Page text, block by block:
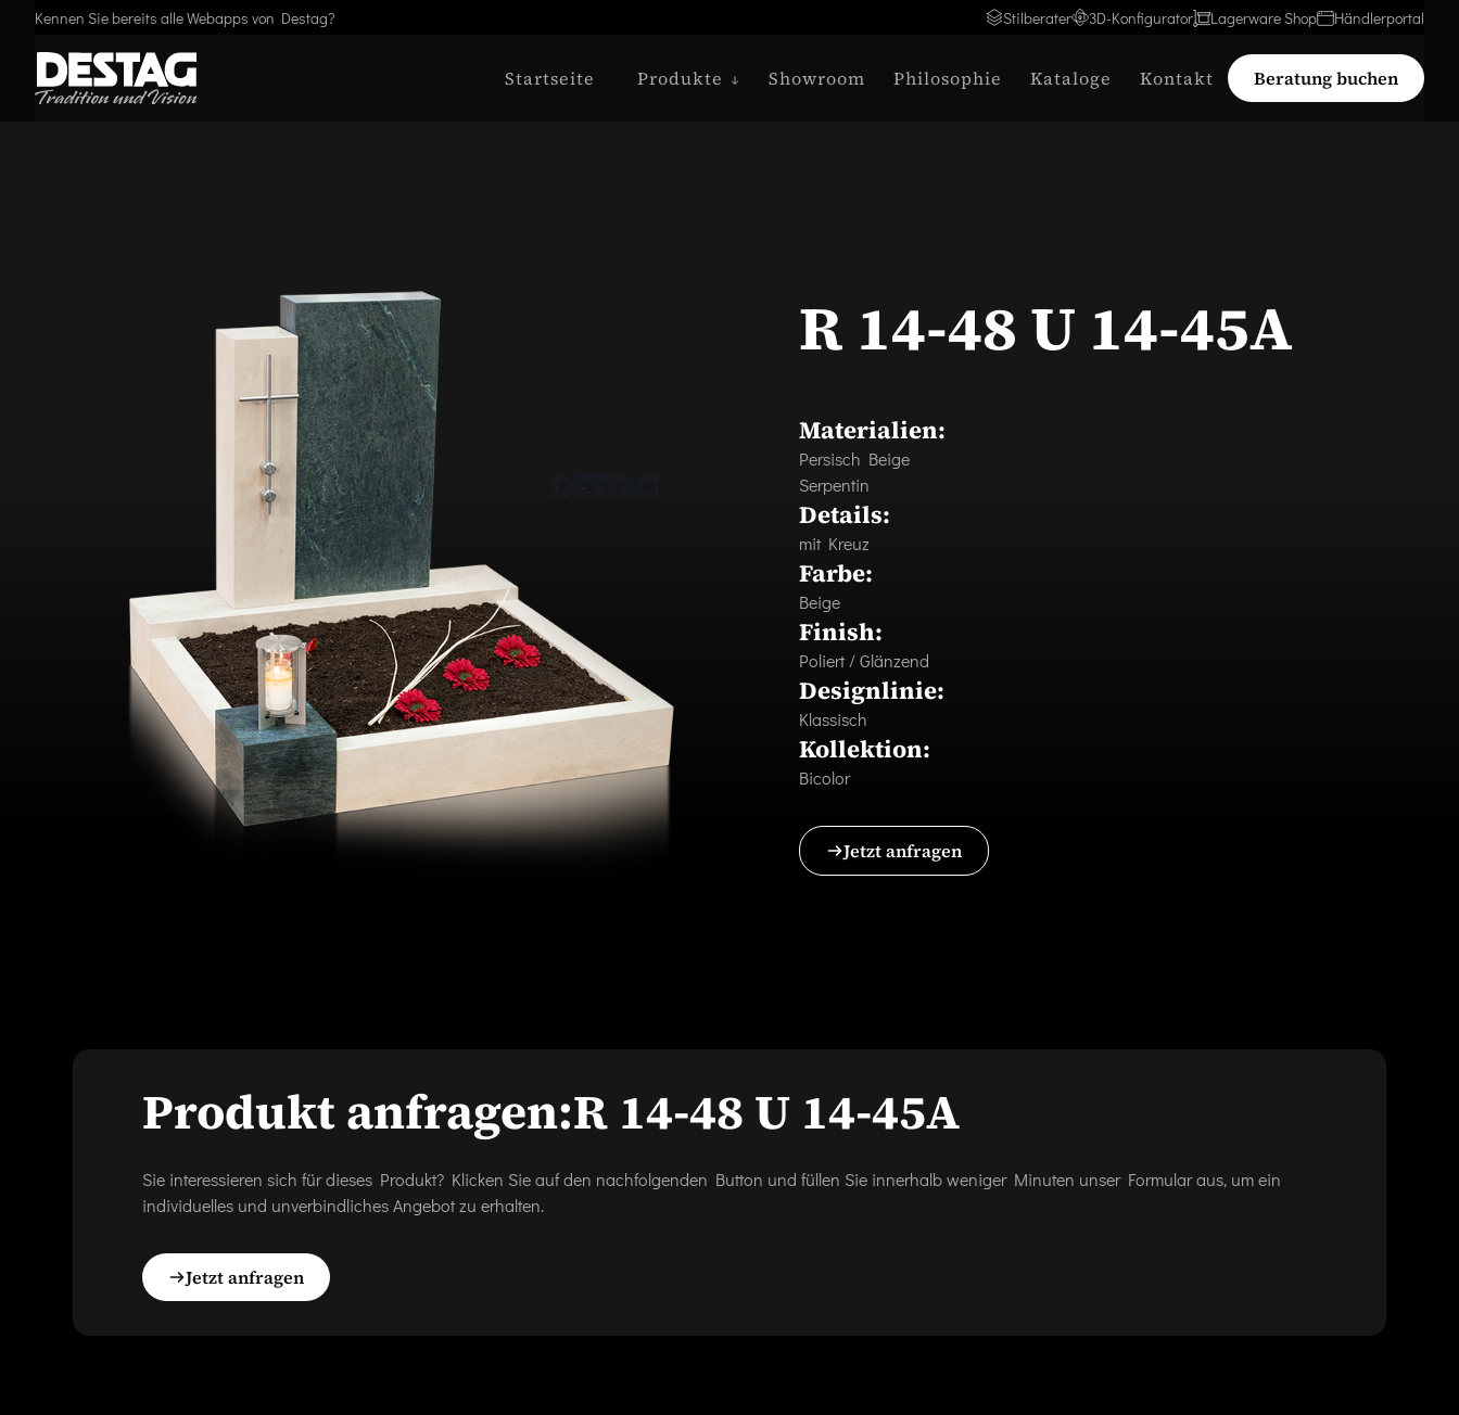
Kennen Sie bereits alle Webapps von Destag? Stilberater 3D-Konfigurator Lagerware Shop Händlerportal
Startseite Produkte Showroom Philosophie Kataloge Kontakt Beratung buchen
R 14-48 U 14-45A
Materialien:
Persisch Beige
Serpentin
Details:
mit Kreuz
Farbe:
Beige
Finish:
Poliert / Glänzend
Designlinie:
Klassisch
Kollektion:
Bicolor
Jetzt anfragen
Produkt anfragen:R 14-48 U 14-45A
Sie interessieren sich für dieses Produkt? Klicken Sie auf den nachfolgenden Button und füllen Sie innerhalb weniger Minuten unser Formular aus, um ein
individuelles und unverbindliches Angebot zu erhalten.
Jetzt anfragen